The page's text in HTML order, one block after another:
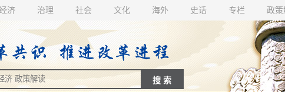
济 治理 社会 文化 海外 史话 专栏 政策